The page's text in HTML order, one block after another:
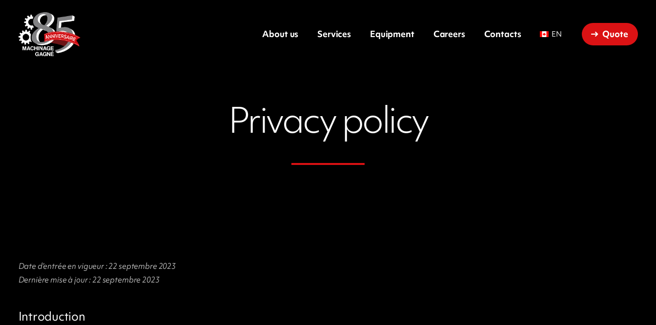
About us Services Equipment Careers Contacts EN Quote
Privacy policy
Date d’entrée en vigueur : 22 septembre 2023
Dernière mise à jour : 22 septembre 2023
Introduction